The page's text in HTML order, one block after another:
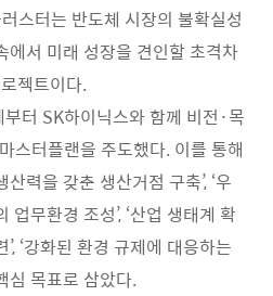
스터는 반도체 시장의 불확실성
에서 미래 성장을 견인할 초격차
젝트이다.
터 SK하이닉스와 함께 비전·목
스터플랜을 주도했다. 이를 통해
력을 갖춘 생산거점 구축’, ‘우
무환경 조성’, ‘산업 생태계 확
‘강화된 환경 규제에 대응하는
심 목표로 삼았다.